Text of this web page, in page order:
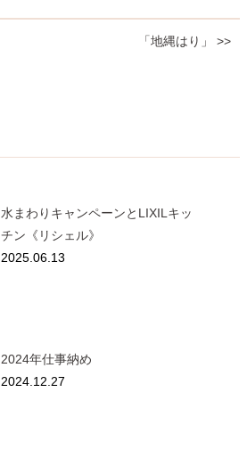
「地縄はり」 >>
水まわりキャンペーンとLIXILキッ
チン《リシェル》
2025.06.13
2024年仕事納め
2024.12.27